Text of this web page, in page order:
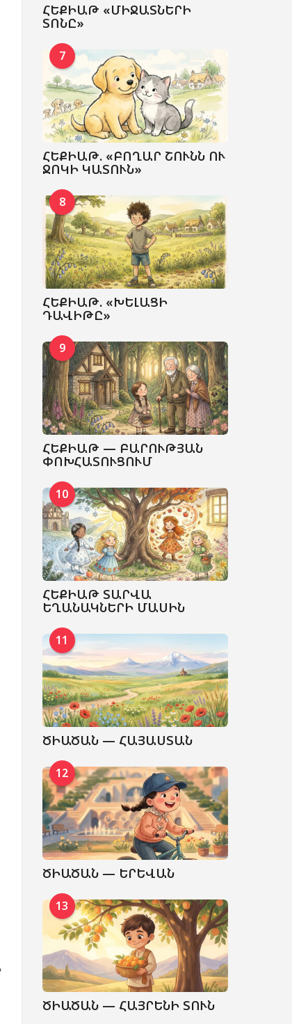
ՀԵՔԻԱԹ «ՄԻՋԱՏՆԵՐԻ
ՏՈՆԸ»
7
ՀԵՔԻԱԹ. «ԲՈՂԱՐ ՇՈՒՆՆ ՈՒ
ՋՈԿԻ ԿԱՏՈՒՆ»
8
ՀԵՔԻԱԹ. «ԽԵԼԱՑԻ
ԴԱՎԻԹԸ»
9
ՀԵՔԻԱԹ — ԲԱՐՈՒԹՅԱՆ
ՓՈԽՀԱՏՈՒՑՈՒՄ
10
ՀԵՔԻԱԹ ՏԱՐՎԱ
ԵՂԱՆԱԿՆԵՐԻ ՄԱՍԻՆ
11
ԾԻԱԾԱՆ — ՀԱՅԱՍՏԱՆ
12
ԾԻԱԾԱՆ — ԵՐԵՎԱՆ
13
ԾԻԱԾԱՆ — ՀԱՅՐԵՆԻ ՏՈՒՆ